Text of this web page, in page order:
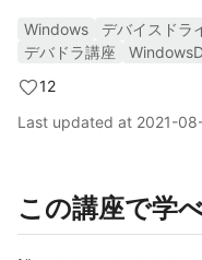
Windows デバイスドラ
デバドラ講座
12
Last updated at 2021-
この講座で学